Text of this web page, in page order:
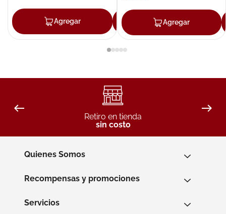
Agregar Agregar
Agregar
Retiro en tienda
sin costo
Quienes Somos
Recompensas y promociones
Servicios